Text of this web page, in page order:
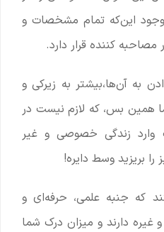
این‌که تمام مشخصات و
مصاحبه کننده قرار دارد.
به آن‌ها،بیشتر به زیرکی و
همین بس، که لازم نیست در
وارد زندگی خصوصی و غیر
بریزید وسط دایره!
که جنبه علمی، حرفه‌ای و
دارند و میزان درک شما